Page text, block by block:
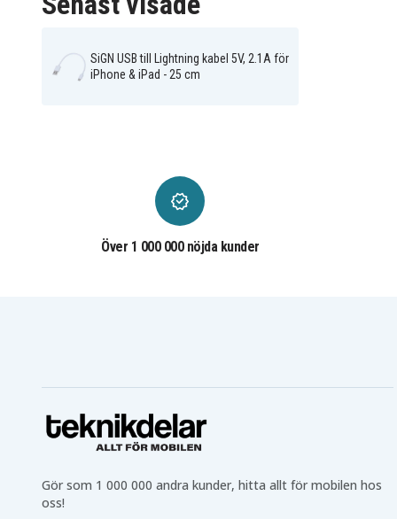
SiGN USB till Lightning kabel 5V, 2.1A för
iPhone & iPad - 25 cm
Över 1 000 000 nöjda kunder
Gör som 1 000 000 andra kunder, hitta allt för mobilen hos
oss!